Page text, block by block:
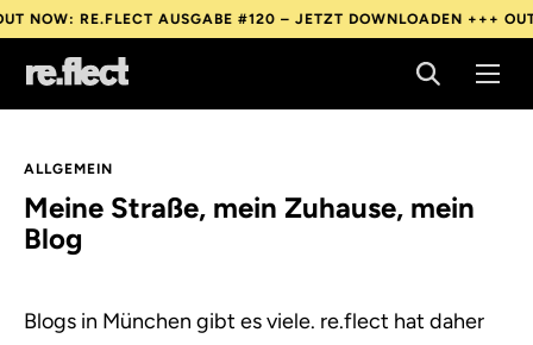
RE.FLECT AUSGABE #120 – JETZT DOWNLOADEN +++OUT
RE.FLECT AUSGABE #120 – JETZT DOWNLOADEN +++
ALLGEMEIN
Meine Straße, mein Zuhause, mein
Blog
Blogs in München gibt es viele. re.flect hat daher